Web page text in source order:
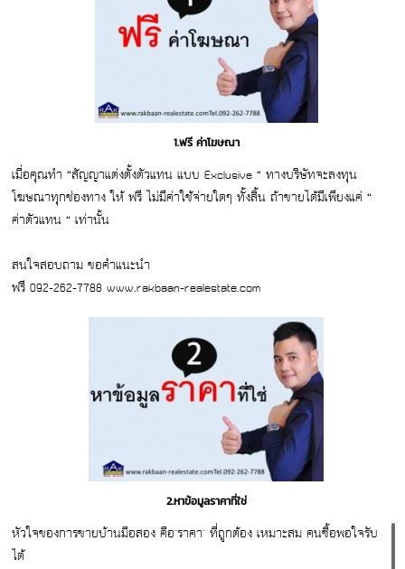
1.ฟรี ค่าโฆษณา
เมื่อคุณทำ “สัญญาแต่งตั้งตัวแทน แบบ Exclusive “ ทางบริษัทจะลงทุน
โฆษณาทุกช่องทาง ให้ ฟรี ไม่มีค่าใช้จ่ายใดๆ ทั้งสิ้น ถ้าขายได้มีเพียงแค่ “
ค่าตัวแทน “ เท่านั้น
สนใจสอบถาม ขอคำแนะนำ
ฟรี 092-262-7788 www.rakbaan-realestate.com
2.หาข้อมูลราคาที่ใช่
หัวใจของการขายบ้านมือสอง คือ"ราคา" ที่ถูกต้อง เหมาะสม คนซื้อพอใจรับ
ได้